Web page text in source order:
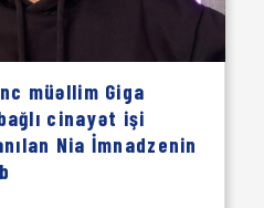
müəllim Giga
cinayət işi
Nia İmnadzenin